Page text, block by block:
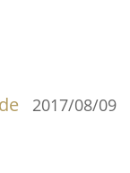
2017/08/09